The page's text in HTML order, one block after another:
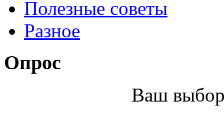
Полезные советы
Разное
Опрос
Ваш выбор